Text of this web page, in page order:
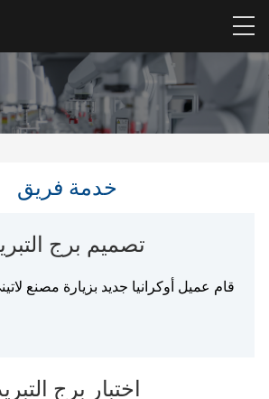
خدمة فريق
تصميم برج
قام عميل أوكرانيا جديد بزيارة مصنع
اختبار برج